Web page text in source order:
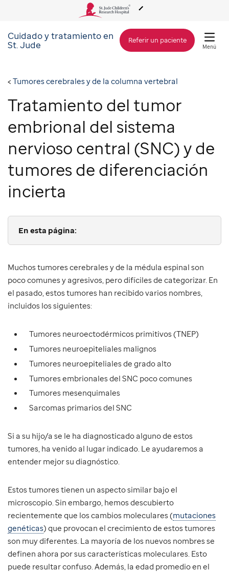
Acerca de St. Jude
Investigación
Cómo involucrarse
Cuidado y tratamiento en
St. Jude Referir un paciente
Menú
Tumores cerebrales y de la columna vertebral
Tratamiento del tumor
embrional del sistema
nervioso central (SNC) y de
tumores de diferenciación
incierta
En esta página:
Muchos tumores cerebrales y de la médula espinal son
poco comunes y agresivos, pero difíciles de categorizar. En
el pasado, estos tumores han recibido varios nombres,
incluidos los siguientes:
Tumores neuroectodérmicos primitivos (TNEP)
Tumores neuroepiteliales malignos
Tumores neuroepiteliales de grado alto
Tumores embrionales del SNC poco comunes
Tumores mesenquimales
Sarcomas primarios del SNC
Si a su hijo/a se le ha diagnosticado alguno de estos
tumores, ha venido al lugar indicado. Le ayudaremos a
entender mejor su diagnóstico.
Estos tumores tienen un aspecto similar bajo el
microscopio. Sin embargo, hemos descubierto
recientemente que los cambios moleculares (mutaciones
genéticas) que provocan el crecimiento de estos tumores
son muy diferentes. La mayoría de los nuevos nombres se
definen ahora por sus características moleculares. Esto
puede resultar confuso. Además, la edad promedio en el